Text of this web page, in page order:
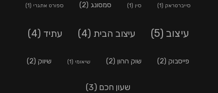
סייברטראק (1) סין (1) סמסונג (2) ספורט אתגרי (1)
עיצוב (5) עיצוב הבית (4) עתיד (4)
פייסבוק (2) שוק ההון (2) שיאומי (1) שיווק (2)
שעון חכם (3)